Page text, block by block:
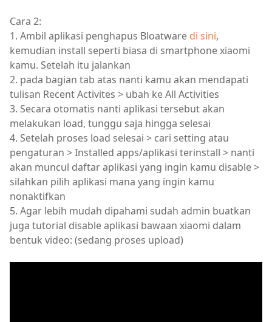
Cara 2:
1. Ambil aplikasi penghapus Bloatware di sini,
kemudian install seperti biasa di smartphone xiaomi
kamu. Setelah itu jalankan
2. pada bagian tab atas nanti kamu akan mendapati
tulisan Recent Activites > ubah ke All Activities
3. Secara otomatis nanti aplikasi tersebut akan
melakukan load, tunggu saja hingga selesai
4. Setelah proses load selesai > cari setting atau
pengaturan > Installed apps/aplikasi terinstall > nanti
akan muncul daftar aplikasi yang ingin kamu disable >
silahkan pilih aplikasi mana yang ingin kamu
nonaktifkan
5. Agar lebih mudah dipahami sudah admin buatkan
juga tutorial disable aplikasi bawaan xiaomi dalam
bentuk video: (sedang proses upload)